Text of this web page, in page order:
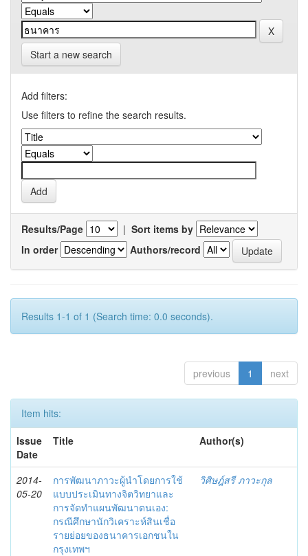
Start a new search
Add filters:
Use filters to refine the search results.
Results/Page | Sort items by
In order
Authors/record
Results 1-1 of 1 (Search time: 0.0 seconds).
previous 1 next
Item hits:
Issue
Date
Title Author(s)
2014-
05-20
การพัฒนาภาวะผู้นำโดยการใช้
แบบประเมินทางจิตวิทยาและ
การจัดทำแผนพัฒนาตนเอง:
กรณีศึกษานักวิเคราะห์สินเชื่อ
รายย่อยของธนาคารเอกชนใน
กรุงเทพฯ
วิศิษฎ์สรี ภาวะกุล